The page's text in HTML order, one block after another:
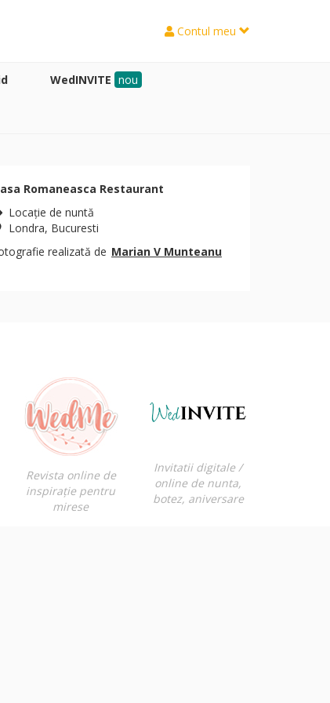
Contul meu
WedINVITE nou
Romaneasca Restaurant
Locaţie de nuntă
Londra, Bucuresti
realizată de Marian V Munteanu
Revista online de
inspirație pentru
mirese
Invitatii digitale /
online de nunta,
botez, aniversare